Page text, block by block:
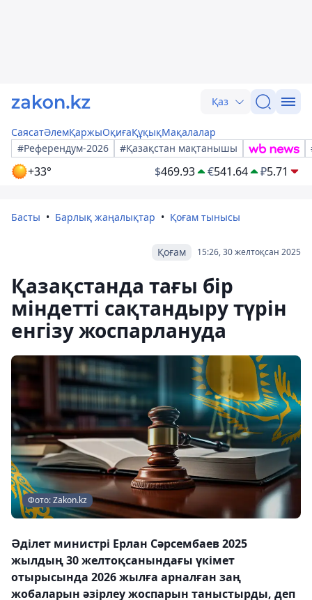
Қаз
СаясатӘлемҚаржыОқиғаҚұқықМақалалар
#Референдум-2026
#Қазақстан мақтанышы
+33° $469.93 €541.64 ₽5.71
Басты Барлық жаңалықтар Қоғам тынысы
15:26, 30 желтоқсан 2025
Қоғам
Қазақстанда тағы бір
міндетті сақтандыру түрін
енгізу жоспарлануда
Фото: Zakon.kz
Әділет министрі Ерлан Сәрсембаев 2025
жылдың 30 желтоқсанындағы үкімет
отырысында 2026 жылға арналған заң
жобаларын әзірлеу жоспарын таныстырды, деп